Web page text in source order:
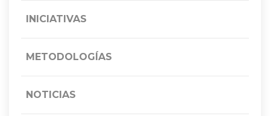
INICIATIVAS
METODOLOGÍAS
NOTICIAS